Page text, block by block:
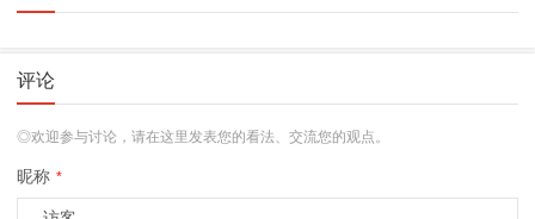
评论
◎欢迎参与讨论，请在这里发表您的看法、交流您的观点。
昵称 *